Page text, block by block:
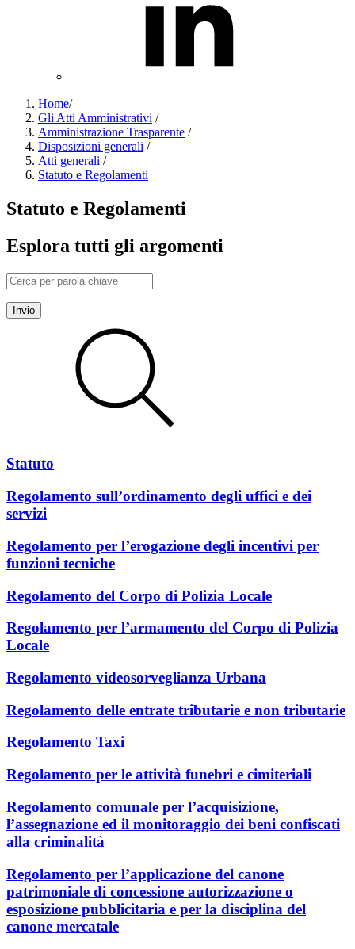
Home/
Gli Atti Amministrativi /
Amministrazione Trasparente /
Disposizioni generali /
Atti generali /
Statuto e Regolamenti
Statuto e Regolamenti
Esplora tutti gli argomenti
Invio
Statuto
Regolamento sull’ordinamento degli uffici e dei
servizi
Regolamento per l’erogazione degli incentivi per
funzioni tecniche
Regolamento del Corpo di Polizia Locale
Regolamento per l’armamento del Corpo di Polizia
Locale
Regolamento videosorveglianza Urbana
Regolamento delle entrate tributarie e non tributarie
Regolamento Taxi
Regolamento per le attività funebri e cimiteriali
Regolamento comunale per l’acquisizione,
l’assegnazione ed il monitoraggio dei beni confiscati
alla criminalità
Regolamento per l’applicazione del canone
patrimoniale di concessione autorizzazione o
esposizione pubblicitaria e per la disciplina del
canone mercatale